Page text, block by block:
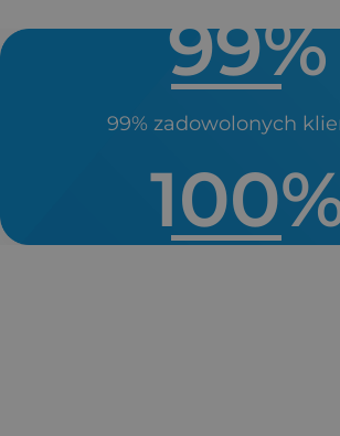
99%
99% zadowolonych
100